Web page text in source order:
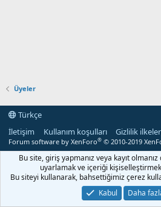
Üyeler
Türkçe
İletişim
Kullanım koşulları Gizlilik
Forum software by XenForo® © 2010-2019
Bu site, giriş yapmanız veya kayıt
uyarlamak ve içeriği
Bu siteyi kullanarak, bahsettiğimiz çerez
Kabul
Daha